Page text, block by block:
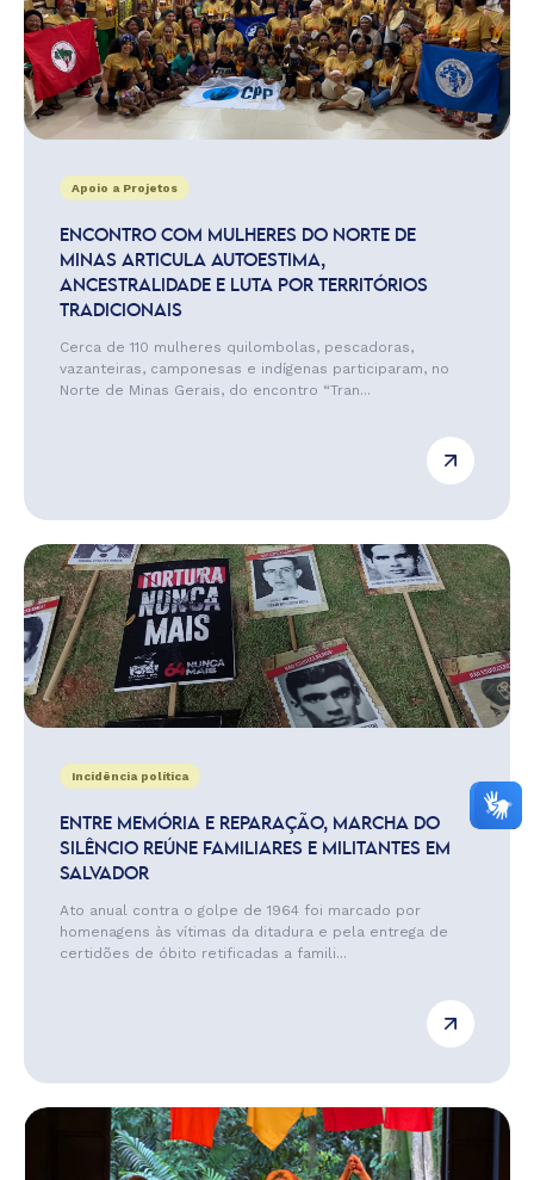
Apoio a Projetos
ENCONTRO COM MULHERES DO NORTE DE
MINAS ARTICULA AUTOESTIMA,
ANCESTRALIDADE E LUTA POR TERRITÓRIOS
TRADICIONAIS
Cerca de 110 mulheres quilombolas, pescadoras,
vazanteiras, camponesas e indígenas participaram, no
Norte de Minas Gerais, do encontro “Tran...
Incidência política
ENTRE MEMÓRIA E REPARAÇÃO, MARCHA DO
SILÊNCIO REÚNE FAMILIARES E MILITANTES EM
SALVADOR
Ato anual contra o golpe de 1964 foi marcado por
homenagens às vítimas da ditadura e pela entrega de
certidões de óbito retificadas a famili...